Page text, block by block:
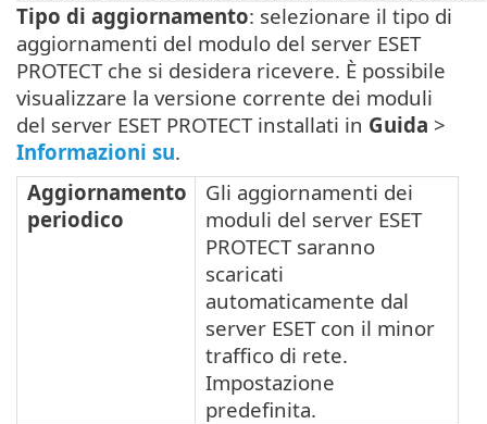
Tipo di aggiornamento: selezionare il tipo di
aggiornamenti del modulo del server ESET
PROTECT che si desidera ricevere. È possibile
visualizzare la versione corrente dei moduli
del server ESET PROTECT installati in Guida >
Informazioni su.
Aggiornamento
periodico
Gli aggiornamenti dei
moduli del server ESET
PROTECT saranno
scaricati
automaticamente dal
server ESET con il minor
traffico di rete.
Impostazione
predefinita.